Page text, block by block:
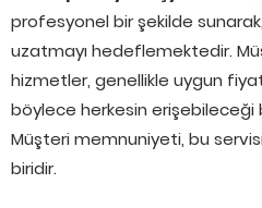
profesyonel bir şekilde
uzatmayı hedeflemektedir.
hizmetler, genellikle uygun
böylece herkesin erişebileceği
Müşteri memnuniyeti, bu
biridir.